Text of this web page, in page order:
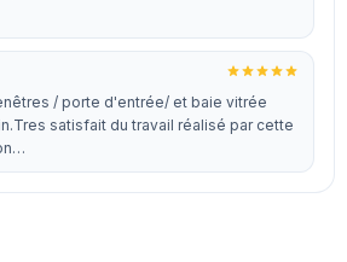
/ porte d'entrée/ et baie vitrée
satisfait du travail réalisé par cette